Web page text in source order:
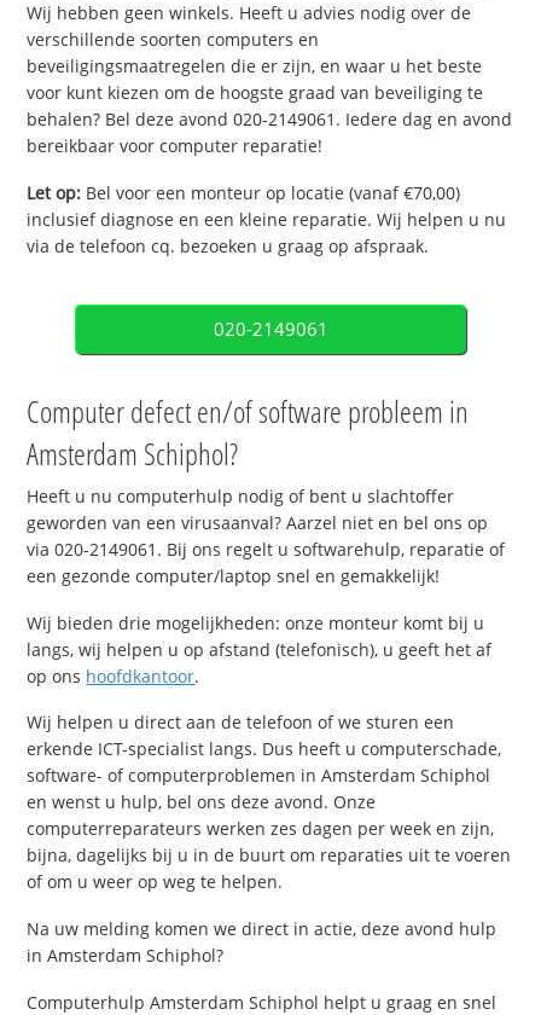
Wij hebben geen winkels. Heeft u advies nodig over de
verschillende soorten computers en
beveiligingsmaatregelen die er zijn, en waar u het beste
voor kunt kiezen om de hoogste graad van beveiliging te
behalen? Bel deze avond 020-2149061. Iedere dag en avond
bereikbaar voor computer reparatie!
Let op: Bel voor een monteur op locatie (vanaf €70,00)
inclusief diagnose en een kleine reparatie. Wij helpen u nu
via de telefoon cq. bezoeken u graag op afspraak.
020-2149061
Computer defect en/of software probleem in
Amsterdam Schiphol?
Heeft u nu computerhulp nodig of bent u slachtoffer
geworden van een virusaanval? Aarzel niet en bel ons op
via 020-2149061. Bij ons regelt u softwarehulp, reparatie of
een gezonde computer/laptop snel en gemakkelijk!
Wij bieden drie mogelijkheden: onze monteur komt bij u
langs, wij helpen u op afstand (telefonisch), u geeft het af
op ons hoofdkantoor.
Wij helpen u direct aan de telefoon of we sturen een
erkende ICT-specialist langs. Dus heeft u computerschade,
software- of computerproblemen in Amsterdam Schiphol
en wenst u hulp, bel ons deze avond. Onze
computerreparateurs werken zes dagen per week en zijn,
bijna, dagelijks bij u in de buurt om reparaties uit te voeren
of om u weer op weg te helpen.
Na uw melding komen we direct in actie, deze avond hulp
in Amsterdam Schiphol?
Computerhulp Amsterdam Schiphol helpt u graag en snel